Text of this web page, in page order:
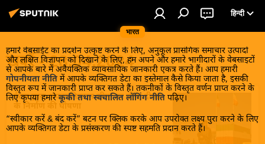
भारत
हिन्दी
हमारे वेबसाईट का प्रदर्शन उत्कृष्ट करने के लिए, अनुकूल प्रासंगिक समाचार उत्पादों
और लक्षित विज्ञापन को दिखाने के लिए, हम अपने और हमारे भागीदारों के वेबसाइटों
से आपके बारे में अवैयक्तिक व्यावसायिक जानकारी एकत्र करते हैं। आप हमारी
गोपनीयता नीति में आपके व्यक्तिगत डेटा का इस्तेमाल कैसे किया जाता है, इसकी
विस्तृत रूप में जानकारी प्राप्त कर सकते हैं। तकनीकों के विस्तृत वर्णन प्राप्त करने के
लिए कृपया हमारे कूकी तथा स्वचालित लॉगिंग नीति पढ़िए।
“स्वीकार करें & बंद करें” बटन पर क्लिक करके आप उपरोक्त लक्ष्य पुरा करने के लिए
आपके व्यक्तिगत डेटा के प्रसंस्करण की स्पष्ट सहमति प्रदान करते हैं।
खबरें - 28.04.2024
ईरान द्वारा अफगानिस्तान सीमा पर सीमा दीवार
के निर्माण की घोषणा